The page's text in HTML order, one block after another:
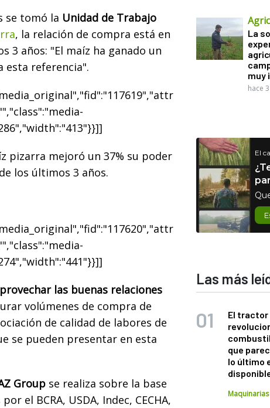
se tomó la Unidad de Trabajo
, la relación de compra está en
3 años: "El maíz ha ganado un
esta referencia".
pizarra mejoró un 37% su poder
los últimos 3 años.
las buenas relaciones
volúmenes de compra de
de calidad de labores de
se pueden presentar en esta
Group se realiza sobre la base
el BCRA, USDA, Indec, CECHA,
La
muy
hace
El
Las más
El tractor
que
lo último